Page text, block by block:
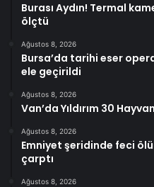
Burası Aydın! Termal
ölçtü
Ağustos 8, 2026
Bursa’da tarihi eser
ele geçirildi
Ağustos 8, 2026
Van’da Yıldırım 30
Ağustos 8, 2026
Emniyet şeridinde feci
çarptı
Ağustos 8, 2026